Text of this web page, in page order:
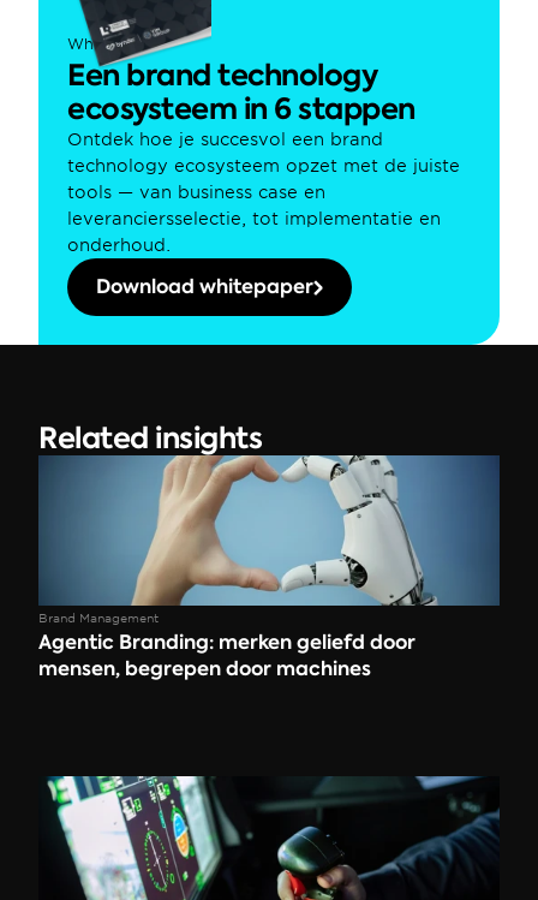
Whitepaper
Een brand technology
ecosysteem in 6 stappen
Ontdek hoe je succesvol een brand
technology ecosysteem opzet met de juiste
tools — van business case en
leveranciersselectie, tot implementatie en
onderhoud.
Download whitepaper
Related insights
Brand Management
Agentic Branding: merken geliefd door
mensen, begrepen door machines